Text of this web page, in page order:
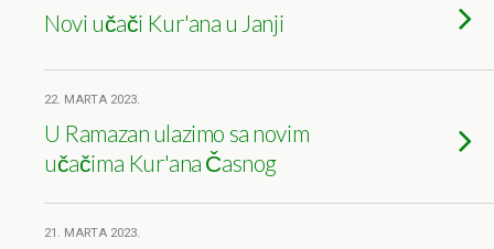
Novi učači Kur'ana u Janji
22. MARTA 2023.
U Ramazan ulazimo sa novim
učačima Kur'ana Časnog
21. MARTA 2023.